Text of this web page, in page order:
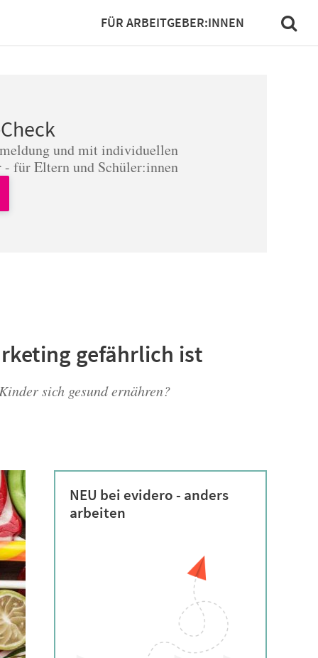
FÜR ARBEITGEBER:INNEN
und mit individuellen
für Eltern und Schüler:innen
gefährlich ist
sich gesund ernähren?
NEU bei evidero - anders
arbeiten